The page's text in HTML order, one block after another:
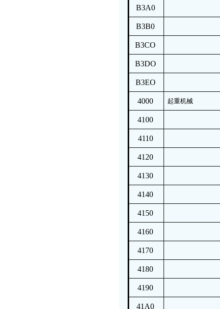
B3A0
B3B0
B3CO
B3DO
B3EO
4000 起重机械
4100
4110
4120
4130
4140
4150
4160
4170
4180
4190
41A0